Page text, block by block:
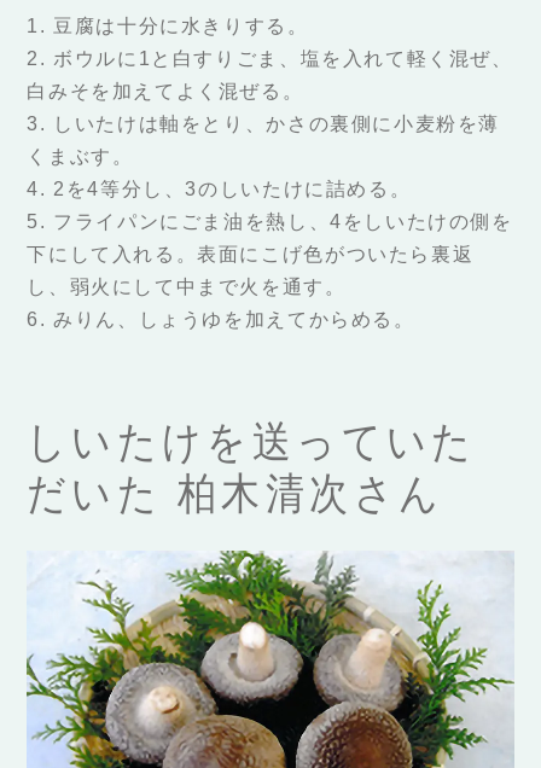
1. 豆腐は十分に水きりする。
2. ボウルに1と白すりごま、塩を入れて軽く混ぜ、
白みそを加えてよく混ぜる。
3. しいたけは軸をとり、かさの裏側に小麦粉を薄
くまぶす。
4. 2を4等分し、3のしいたけに詰める。
5. フライパンにごま油を熱し、4をしいたけの側を
下にして入れる。表面にこげ色がついたら裏返
し、弱火にして中まで火を通す。
6. みりん、しょうゆを加えてからめる。
しいたけを送っていた
だいた 柏木清次さん